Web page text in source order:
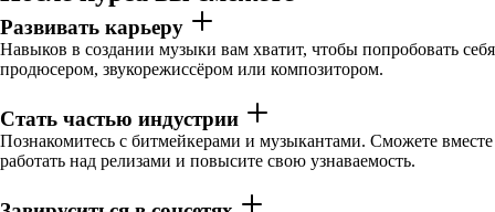
Развивать карьеру
Навыков в создании музыки вам хватит, чтобы попробовать себя
продюсером, звукорежиссёром или композитором.
Стать частью индустрии
Познакомитесь с битмейкерами и музыкантами. Сможете вместе
работать над релизами и повысите свою узнаваемость.